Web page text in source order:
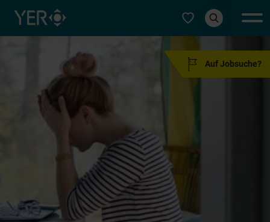
Typ auswählen
Auf Jobsuche?